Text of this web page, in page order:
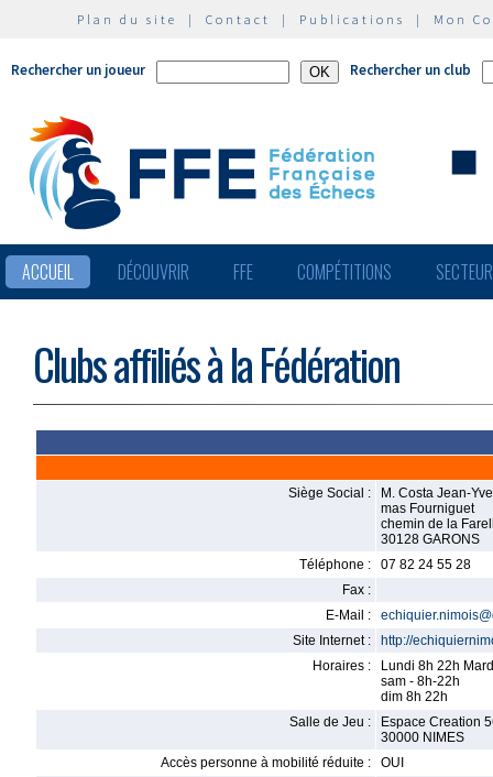
Plan du site | Contact | Publications | Mon
Rechercher un joueur Rechercher un club
ACCUEIL DÉCOUVRIR FFE COMPÉTITIONS
Clubs affiliés à la Fédération
Siège Social :
M. Costa Jean-
mas Fourniguet
chemin de la
30128 GARONS
Téléphone :
07 82 24 55 28
Fax :
E-Mail :
Site Internet :
http://
Horaires :
Lundi 8h 22h
sam - 8h-22h
dim 8h 22h
Salle de Jeu :
Espace Creation
30000 NIMES
Accès personne à mobilité réduite :
OUI